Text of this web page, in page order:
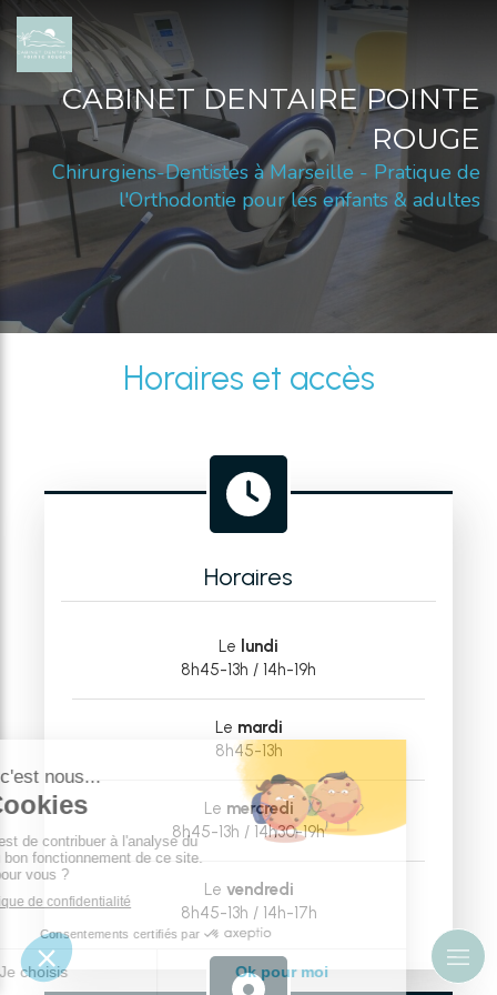
CABINET DENTAIRE POINTE
ROUGE
Chirurgiens-Dentistes à Marseille - Pratique de
l'Orthodontie pour les enfants & adultes
Horaires et accès
Horaires
Le lundi
8h45-13h / 14h-19h
Le mardi
8h45-13h
Le mercredi
8h45-13h / 14h30-19h
Le vendredi
8h45-13h / 14h-17h